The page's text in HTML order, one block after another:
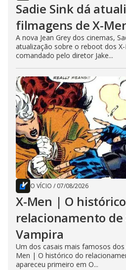
Sadie Sink dá
filmagens de X-
A nova Jean Grey dos cinemas,
atualização sobre o reboot dos
comandado pelo diretor Jake...
O VÍCIO / 07/08/2026
X-Men | O
relacionamento de
Vampira
Um dos casais mais famosos
Men | O histórico do
apareceu primeiro em O...